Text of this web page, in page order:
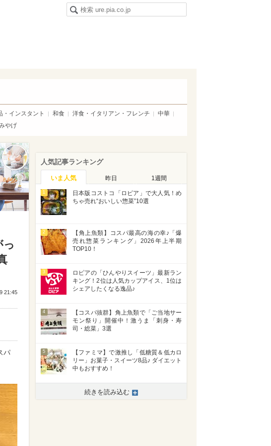
・インスタント 和食 洋食・イタリアン・フレンチ
中華
やげ
っ
21:45
パ
人気記事ランキング
いま人気 昨日 1週間
1
日本版コストコ「ロピア」で大人気！め
ちゃ売れ“おいしい惣菜”10選
2
【角上魚類】コスパ最高の海の幸♪「爆
売れ惣菜ランキング」2026年上半期
TOP10！
3
ロピアの「ひんやりスイーツ」最新ラン
キング！2位は人気カップアイス、1位は
シェアしたくなる逸品♪
4
【コスパ抜群】角上魚類で「ご当地サー
モン祭り」開催中！激うま「刺身・寿
司・総菜」3選
5
【ファミマ】で激推し「低糖質＆低カロ
リー」お菓子・スイーツ8品♪ ダイエット
中もおすすめ！
続きを読み込む